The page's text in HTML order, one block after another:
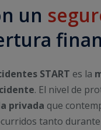
un
START es la
. El nivel de
privada que
tanto